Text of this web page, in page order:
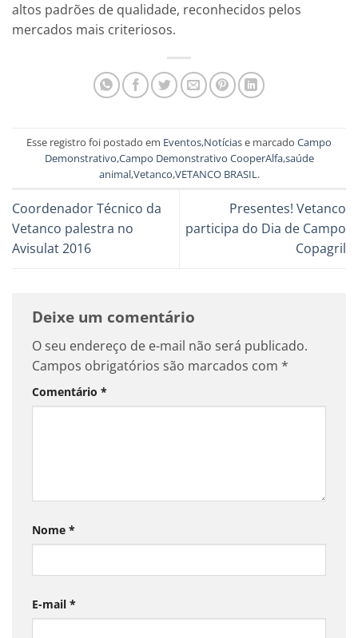
altos padrões de qualidade, reconhecidos pelos
mercados mais criteriosos.
Esse registro foi postado em Eventos,Notíciase marcado Campo
Demonstrativo,Campo Demonstrativo CooperAlfa,saúde
animal,Vetanco,VETANCO BRASIL .
Coordenador Técnico da
Vetanco palestra no
Avisulat 2016
Presentes! Vetanco
participa do Dia de Campo
Copagril
Deixe um comentário
O seu endereço de e-mail não será publicado.
Campos obrigatórios são marcados com *
Comentário *
Nome *
E-mail *